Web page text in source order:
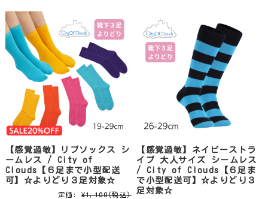
【感覚過敏】リブソックス シ
ームレス / City of
Clouds【６足まで小型配送
可】☆よりどり３足対象☆
定価: ¥1,100(税込)
【感覚過敏】ネイビーストラ
イプ 大人サイズ シームレス
/ City of Clouds【６足ま
で小型配送可】☆よりどり３
足対象☆